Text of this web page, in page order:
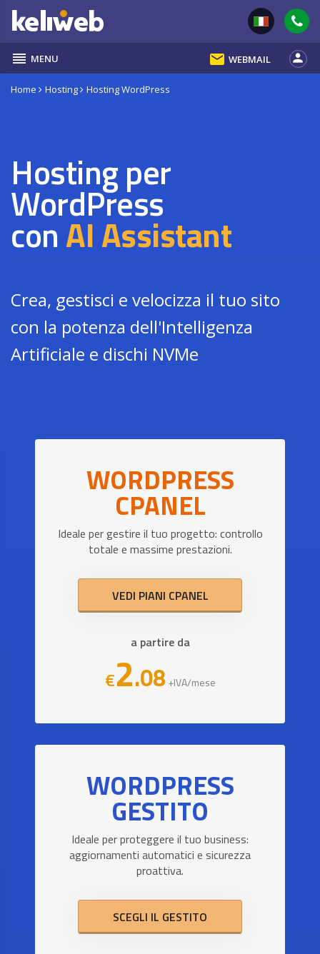
reorder MENU email WEBMAIL person
Home Hosting Hosting WordPress
Hosting per
WordPress
conAI Assistant
Crea, gestisci e velocizza il tuo sito
con la potenza dell'Intelligenza
Artificiale e dischi NVMe
WORDPRESS
CPANEL
Ideale per gestire il tuo progetto: controllo
totale e massime prestazioni.
VEDI PIANI CPANEL
a partire da
€2.08 +IVA/mese
WORDPRESS
GESTITO
Ideale per proteggere il tuo business:
aggiornamenti automatici e sicurezza
proattiva.
SCEGLI IL GESTITO